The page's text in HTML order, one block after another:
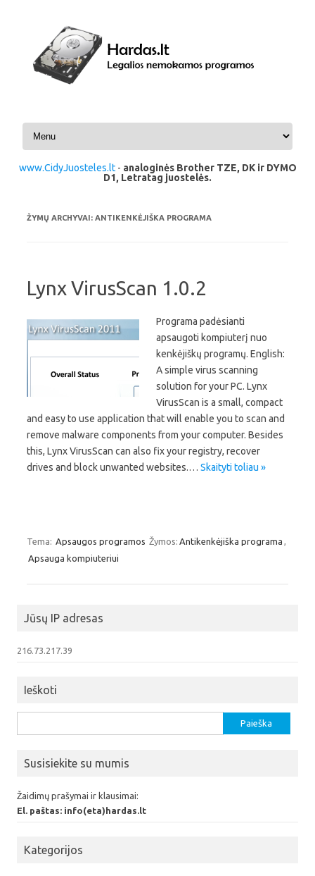
Pereiti prie turinio
www.CidyJuosteles.lt- analoginės Brother TZE, DK ir DYMO
D1, Letratag juostelės.
ŽYMŲ ARCHYVAI: ANTIKENKĖJIŠKA PROGRAMA
Lynx VirusScan 1.0.2
Programa padėsianti
apsaugoti kompiuterį nuo
kenkėjiškų programų. English:
A simple virus scanning
solution for your PC. Lynx
VirusScan is a small, compact
and easy to use application that will enable you to scan and
remove malware components from your computer. Besides
this, Lynx VirusScan can also fix your registry, recover
drives and block unwanted websites.… Skaityti toliau »
Tema: Apsaugos programos Žymos: Antikenkėjiška programa
Apsauga kompiuteriui
Jūsų IP adresas
216.73.217.39
Ieškoti
Susisiekite su mumis
Žaidimų prašymai ir klausimai:
El. paštas: info(eta)hardas.lt
Kategorijos